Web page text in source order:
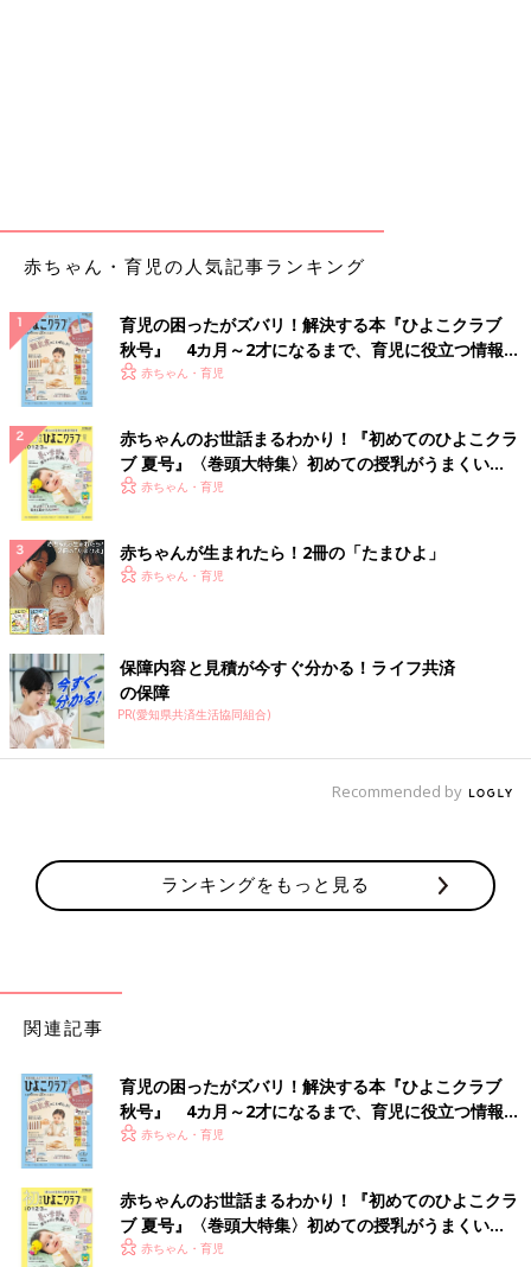
特殊な技術でたんぱく質に働きかけ、髪・頭皮だけでなくお肌ま
で大きく変化するという「レプロナイザー」 。ヘアビューザーよ
り風量があり、しっとり仕上がって、ツヤツヤの髪になるのはお
墨付きなんだそう。
コスパに納得！「ルーブルドー」の復元ドライヤー
熱ではなく水の分子を活発化して乾かすので髪が傷まず、「育成
光線」でサラサラの健康的な髪へと導いてくれる復元ドライヤー
。少しお高めの13650円（税込）もその価値あり！とSNSでも人
人気ナンバー１の「パナソニックナノケア」
赤ちゃん・育児の人気記事ランキング
育児の困ったがズバリ！解決する本『ひよこクラブ
秋号』 4カ月～2才になるまで、育児に役立つ情報が
いっぱい！
赤ちゃん・育児
赤ちゃんのお世話まるわかり！『初めてのひよこクラ
ブ 夏号』〈巻頭大特集〉初めての授乳がうまくい
く！ おっぱい・ミルクの基本と夏のトラブル 解決テ
赤ちゃん・育児
赤ちゃんが生まれたら！2冊の「たまひよ」
赤ちゃん・育児
保障内容と見積が今すぐ分かる！ライフ共済
の保障
PR(愛知県共済生活協同組合)
Recommended by
ランキングをもっと見る
関連記事
育児の困ったがズバリ！解決する本『ひよこクラブ
秋号』 4カ月～2才になるまで、育児に役立つ情報が
いっぱい！
赤ちゃん・育児
赤ちゃんのお世話まるわかり！『初めてのひよこクラ
ブ 夏号』〈巻頭大特集〉初めての授乳がうまくい
く！ おっぱい・ミルクの基本と夏のトラブル 解決テ
赤ちゃん・育児